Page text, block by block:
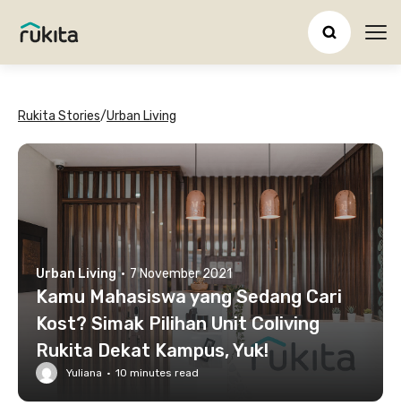
Rukita Stories/Urban Living
Urban Living · 7 November 2021
Kamu Mahasiswa yang Sedang Cari
Kost? Simak Pilihan Unit Coliving
Rukita Dekat Kampus, Yuk!
Yuliana · 10 minutes read